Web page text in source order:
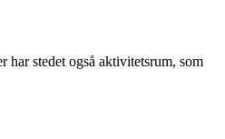
stedet også aktivitetsrum, som